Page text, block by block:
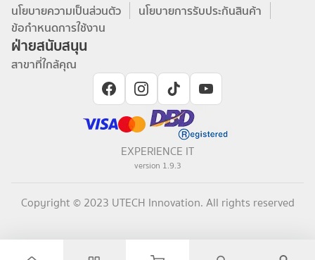
นโยบายความเป็นส่วนตัว
นโยบายการรับประกันสินค้า
ข้อกำหนดการใช้งาน
ฝ่ายสนับสนุน
สาขาที่ใกล้คุณ
EXPERIENCE IT
version 1.9.3
Copyright © 2023 UTECH Innovation. All rights reserved